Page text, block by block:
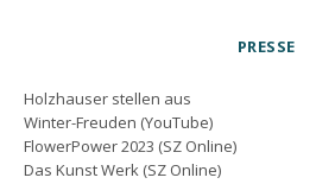
PRESSE
Holzhauser stellen aus
Winter-Freuden (YouTube)
FlowerPower 2023 (SZ Online)
Das Kunst Werk (SZ Online)